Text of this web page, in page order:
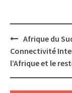
Post
navigation
Afrique du
Connectivité
l’Afrique et le